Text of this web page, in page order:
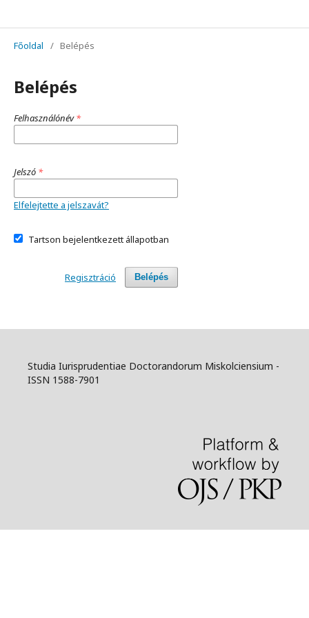
Főoldal / Belépés
Belépés
Felhasználónév*
Jelszó *
Elfelejtette a jelszavát?
Tartson bejelentkezett állapotban
Belépés
Regisztráció
Studia Iurisprudentiae Doctorandorum Miskolciensium -
ISSN 1588-7901